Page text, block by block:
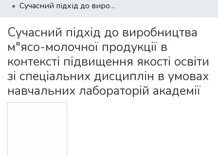
All of DSpace
Statistics
Сучасний підхід до виробництва м"ясо-молочної продукції в контексті підвищення якості освіти зі спеціальних дисциплін в умовах навчальних лабораторій академії
Сучасний підхід до виробництва
м"ясо-молочної продукції в
контексті підвищення якості освіти
зі спеціальних дисциплін в умовах
навчальних лабораторій академії